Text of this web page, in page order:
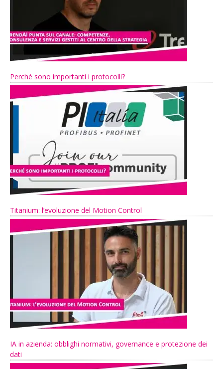
Perché sono importanti i protocolli?
Titanium: l’evoluzione del Motion Control
IA in azienda: obblighi normativi, governance e protezione dei
dati